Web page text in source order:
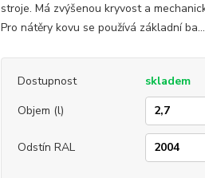
stroje. Má zvýšenou kryvost a
Pro nátěry kovu se používá základní ba...
Dostupnost
skladem
Objem (l)
Odstín RAL